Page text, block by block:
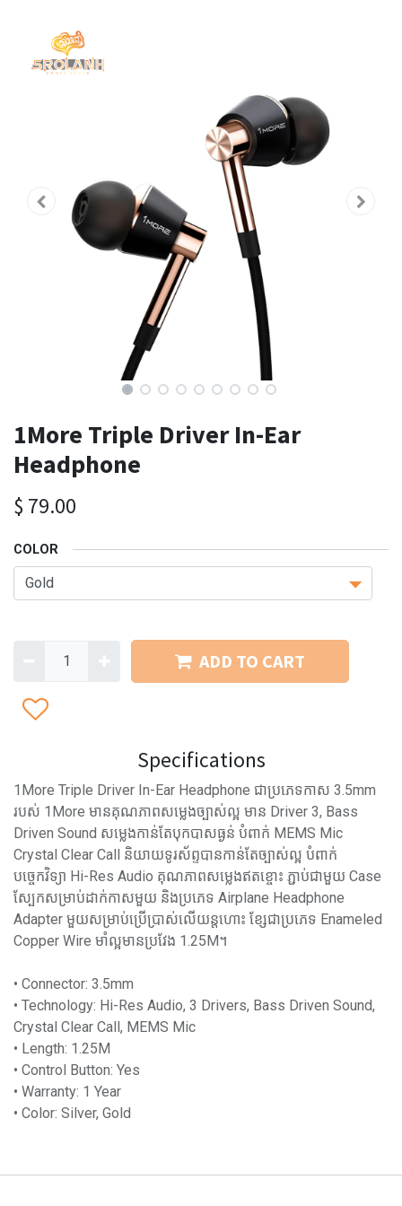
1More Triple Driver In-Ear
Headphone
$ 79.00
COLOR
ADD TO CART
Specifications
1More Triple Driver In-Ear Headphone ជាប្រភេទកាស 3.5mm
របស់ 1More មានគុណភាពសម្លេងច្បាស់ល្អ មាន Driver 3, Bass
Driven Sound សម្លេងកាន់តែបុកបាសធ្ងន់ បំពាក់ MEMS Mic
Crystal Clear Call និយាយទូរស័ព្ទបានកាន់តែច្បាស់ល្អ បំពាក់
បច្ចេកវិទ្យា Hi-Res Audio គុណភាពសម្លេងឥតខ្ចោះ ភ្ជាប់ជាមួយ Case
ស្បែកសម្រាប់ដាក់កាសមួយ និងប្រភេទ Airplane Headphone
Adapter មួយសម្រាប់ប្រើប្រាស់លើយន្តហោះ ខ្សែជាប្រភេទ Enameled
Copper Wire មាំល្អមានប្រវែង 1.25M។
• Connector: 3.5mm
• Technology: Hi-Res Audio, 3 Drivers, Bass Driven Sound,
Crystal Clear Call, MEMS Mic
• Length: 1.25M
• Control Button: Yes
• Warranty: 1 Year
• Color: Silver, Gold